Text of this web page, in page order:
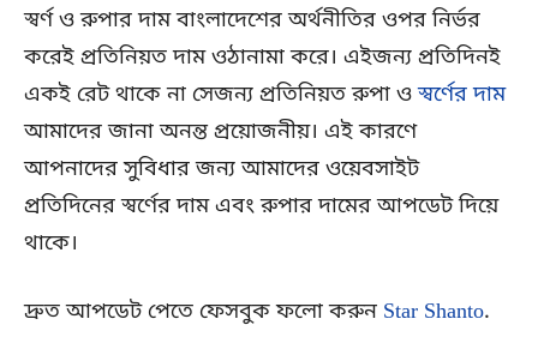
স্বর্ণ ও রুপার দাম বাংলাদেশের অর্থনীতির ওপর নির্ভর
করেই প্রতিনিয়ত দাম ওঠানামা করে। এইজন্য প্রতিদিনই
একই রেট থাকে না সেজন্য প্রতিনিয়ত রুপা ওস্বর্ণের দাম
আমাদের জানা অনন্ত প্রয়োজনীয়। এই কারণে
আপনাদের সুবিধার জন্য আমাদের ওয়েবসাইট
প্রতিদিনের স্বর্ণের দাম এবং রুপার দামের আপডেট দিয়ে
থাকে।
দ্রুত আপডেট পেতে ফেসবুক ফলো করুন Star Shanto.